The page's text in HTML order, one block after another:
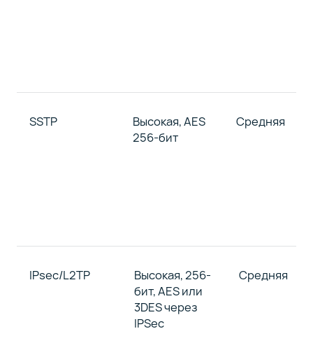
SSTP
Высокая, AES
256-бит
Средняя
IPsec/L2TP
Высокая, 256-
бит, AES или
3DES через
IPSec
Средняя